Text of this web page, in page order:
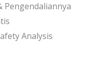
Pengendaliannya
Analysis